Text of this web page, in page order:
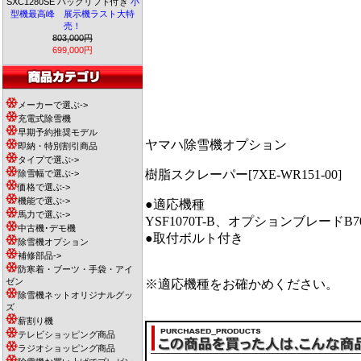
型機最高峰 展示機ラスト大特
売！
803,000円
699,000円
メーカーで選ぶ->
充電式除雪機
早期予約推奨モデル
即納・特別割引商品
タイプで選ぶ->
除雪幅で選ぶ->
価格で選ぶ->
機能で選ぶ->
馬力で選ぶ->
中古機･デモ機
除雪機オプション
補修部品->
防寒着・ブーツ・手袋・アイ
ゼン
除雪機ネットオリジナルグッ
ズ
薪割り機
テレビショッピング商品
ラジオショッピング商品
ヤマハ除雪機オプション
樹脂スクレーパー[7XE-WR151-00]
●適応機種
YSF1070T-B、オプションブレード
●取付ボルト付き
※適応機種をお確かめください。